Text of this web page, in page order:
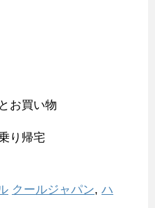
お買い物
り帰宅
クールジャパン, ハ